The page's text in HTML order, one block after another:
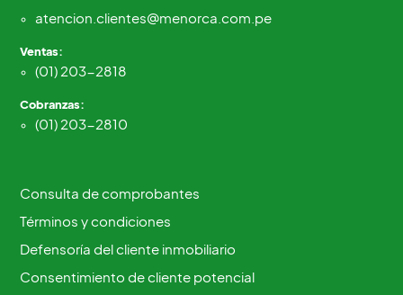
atencion.clientes@menorca.com.pe
Ventas:
(01) 203-2818
Cobranzas:
(01) 203-2810
Consulta de comprobantes
Términos y condiciones
Defensoría del cliente inmobiliario
Consentimiento de cliente potencial